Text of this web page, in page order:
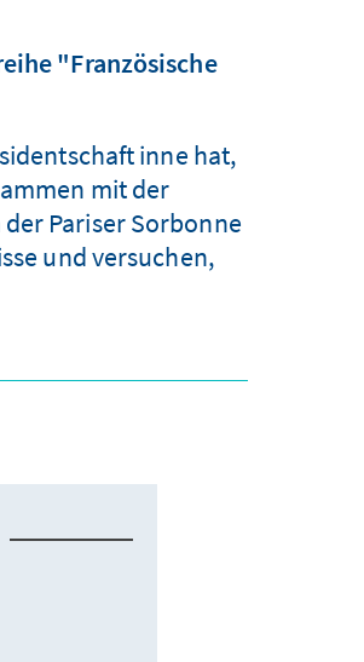
"Französische
inne hat,
mit der
Pariser Sorbonne
und versuchen,